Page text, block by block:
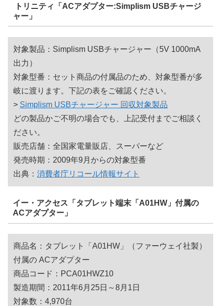
トリニティ「ACアダプター:Simplism USBチャージ
ャー」
対象製品：Simplism USBチャージャー（5V 1000mA
出力）
対象型番：セット商品の付属品のため、対象型番が多
岐に渡ります。下記の表をご確認ください。
> Simplism USBチャージャー 回収対象製品
どの製品かご不明の場合でも、上記受付までご相談く
ださい。
販売店舗：全国家電量販店、スーパーなど
発売時期：2009年9月からの対象型番
出典： 消費者庁リコール情報サイト
イー・アクセス「タブレット端末「A01HW」付属の
ACアダプター」
商品名：タブレット「A01HW」（ファーウェイ社製）
付属の ACアダプター
商品コード：PCA01HWZ10
製造期間：2011年6月25日～8月1日
対象数：4,970台